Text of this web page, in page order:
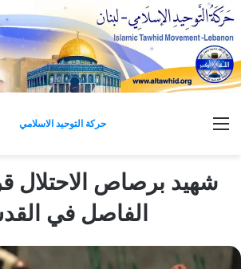
حركة التوحيد الاسلامي القائمة
شهيد برصاص الاحتلال
الفاصل في